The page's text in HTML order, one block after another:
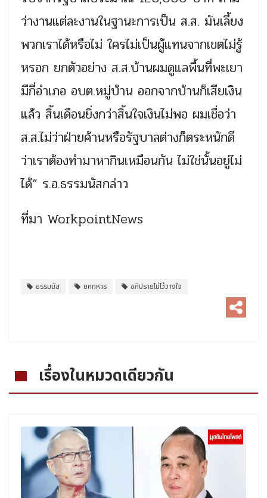
ว่างานแต่ละงานในฐานะการเป็น ส.ส. มันเลี้ยง
พวกเราได้หรือไม่ ใครไม่เป็นผู้แทนจากเขตไม่รู้
หรอก ยกตัวอย่าง ส.ส.บ้านผมดูแลพื้นที่พะเยา
มีกี่อำเภอ อบต.หมู่บ้าน ออกจากบ้านก็เสียเงิน
แล้ว สิ้นเดือนยิ่งกว่าสิ้นใจเงินไม่พอ ผมเชื่อว่า
ส.ส.ไม่ว่าฝ่ายค้านหรือรัฐบาลต่างก็ตระหนักดี
ว่าเราต้องทำมาหากินเหมือนกัน ไม่ใช่นั้นอยู่ไม่
ได้“ ร.อ.ธรรมนัสกล่าว
ที่มา WorkpointNews
ธรรมนัส ยศทหาร อภิปรายไม่ไว้วางใจ
เรื่องในหมวดเดียวกัน